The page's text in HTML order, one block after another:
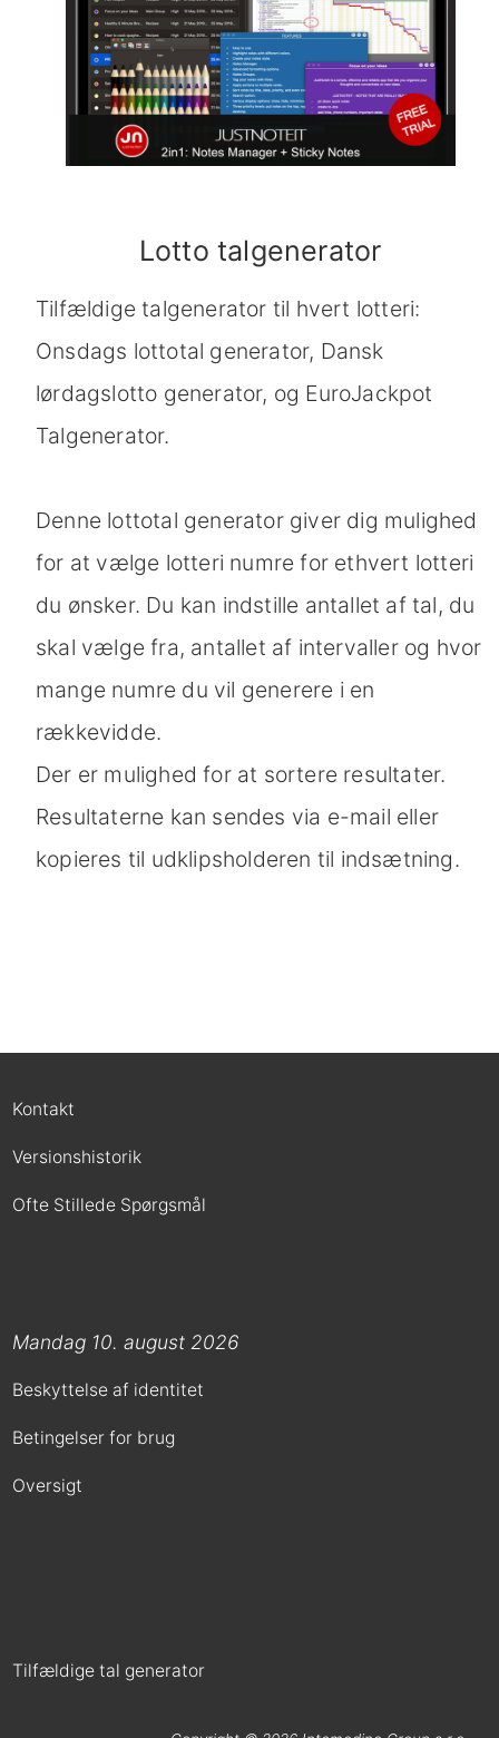
Lotto talgenerator
Tilfældige talgenerator til hvert lotteri:
Onsdags lottotal generator, Dansk
lørdagslotto generator, og EuroJackpot
Talgenerator.
Denne lottotal generator giver dig mulighed
for at vælge lotteri numre for ethvert lotteri
du ønsker. Du kan indstille antallet af tal, du
skal vælge fra, antallet af intervaller og hvor
mange numre du vil generere i en
rækkevidde.
Der er mulighed for at sortere resultater.
Resultaterne kan sendes via e-mail eller
kopieres til udklipsholderen til indsætning.
Kontakt
Versionshistorik
Ofte Stillede Spørgsmål
Mandag 10. august 2026
Beskyttelse af identitet
Betingelser for brug
Oversigt
Tilfældige tal generator